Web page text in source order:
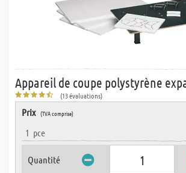
Appareil de coupe polystyrène
(13 évaluations)
Prix (TVA comprise)
1 pce
Quantité